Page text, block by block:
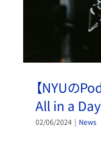
【NYUの
All in a
02/06/2024 | News